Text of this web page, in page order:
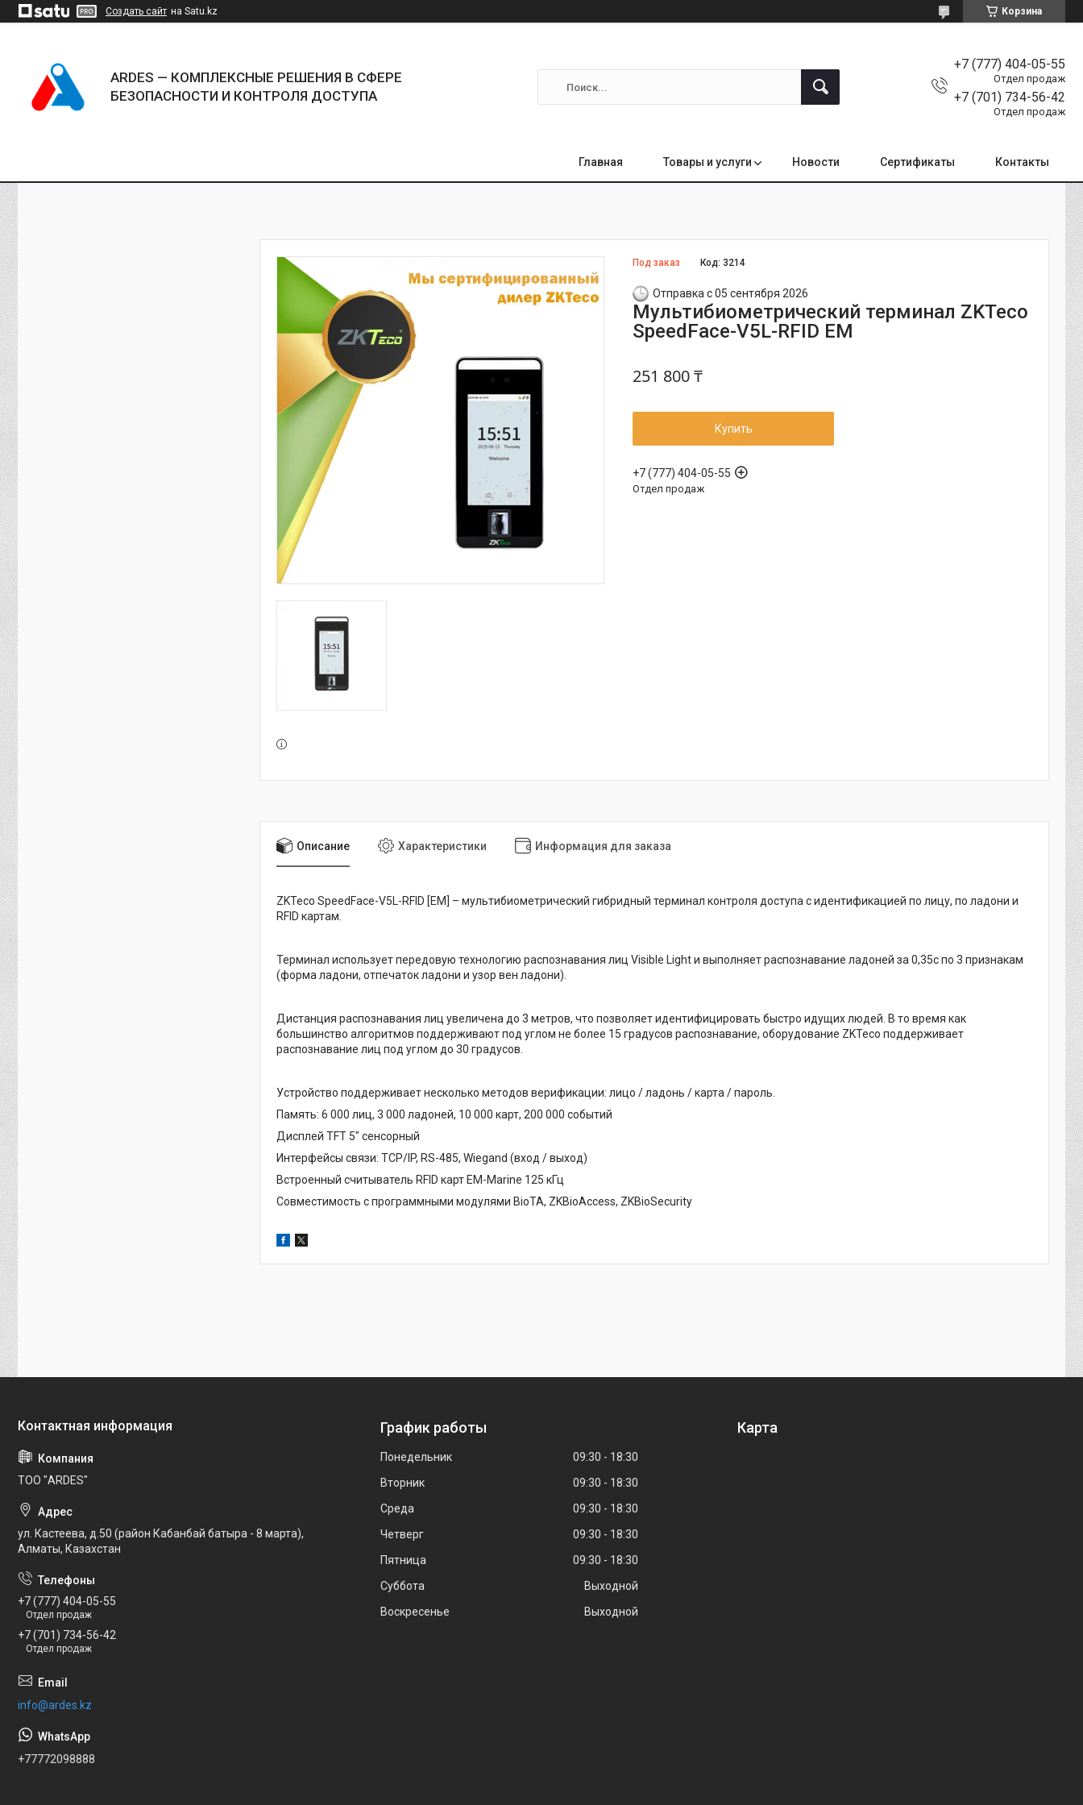
Создать сайт на Satu.kz Корзина
ARDES — КОМПЛЕКСНЫЕ РЕШЕНИЯ В СФЕРЕ
БЕЗОПАСНОСТИ И КОНТРОЛЯ ДОСТУПА
+7 (777) 404-05-55
Отдел продаж
+7 (701) 734-56-42
Отдел продаж
Главная Товары и услуги Новости Сертификаты Контакты
Под заказ Код:3214
Отправка с 05 сентября 2026
Мультибиометрический терминал ZKTeco
SpeedFace-V5L-RFID EM
251 800 ₸
Купить
+7 (777) 404-05-55
Отдел продаж
Описание Характеристики Информация для заказа
ZKTeco SpeedFace-V5L-RFID [EM] – мультибиометрический гибридный терминал контроля доступа с идентификацией по лицу, по ладони и
RFID картам.
Терминал использует передовую технологию распознавания лиц Visible Light и выполняет распознавание ладоней за 0,35с по 3 признакам
(форма ладони, отпечаток ладони и узор вен ладони).
Дистанция распознавания лиц увеличена до 3 метров, что позволяет идентифицировать быстро идущих людей. В то время как
большинство алгоритмов поддерживают под углом не более 15 градусов распознавание, оборудование ZKTeco поддерживает
распознавание лиц под углом до 30 градусов.
Устройство поддерживает несколько методов верификации: лицо / ладонь / карта / пароль.
Память: 6 000 лиц, 3 000 ладоней, 10 000 карт, 200 000 событий
Дисплей TFT 5″ сенсорный
Интерфейсы связи: TCP/IP, RS-485, Wiegand (вход / выход)
Встроенный считыватель RFID карт EM-Marine 125 кГц
Совместимость с программными модулями BioTA, ZKBioAccess, ZKBioSecurity
ТОО "ARDES"
ул. Кастеева, д.50 (район Кабанбай батыра - 8 марта),
Алматы, Казахстан
+7 (777) 404-05-55
Отдел продаж
+7 (701) 734-56-42
Отдел продаж
info@ardes.kz
+77772098888
График работы
Понедельник 09:30
18:30
Вторник
09:30
18:30
Среда
09:30
18:30
Четверг
09:30
18:30
Пятница
09:30
18:30
Суббота
Выходной
Воскресенье
Выходной
Карта